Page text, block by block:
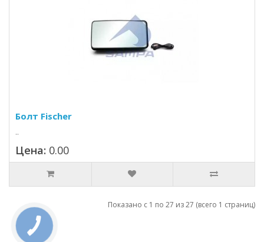
Болт Fischer
..
Цена: 0.00
Показано с 1 по 27 из 27 (всего 1 страниц)